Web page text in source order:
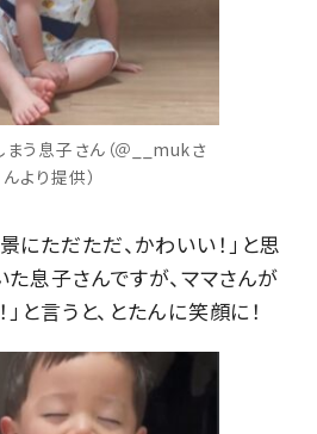
まう息子さん（＠__mukさ
んより提供）
にただただ、かわいい！」と思
た息子さんですが、ママさんが
」と言うと、とたんに笑顔に！